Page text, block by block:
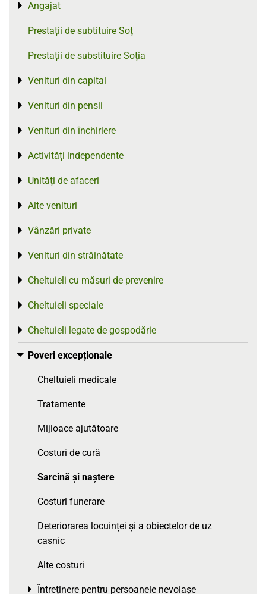
Angajat
Toggle menu
Prestații de subtituire Soț
Prestații de substituire Soția
Venituri din capital
Toggle menu
Venituri din pensii
Toggle menu
Venituri din închiriere
Toggle menu
Activități independente
Toggle menu
Unități de afaceri
Toggle menu
Alte venituri
Toggle menu
Vânzări private
Toggle menu
Venituri din străinătate
Toggle menu
Cheltuieli cu măsuri de prevenire
Toggle menu
Cheltuieli speciale
Toggle menu
Cheltuieli legate de gospodărie
Toggle menu
Poveri excepționale
Toggle menu
Cheltuieli medicale
Tratamente
Mijloace ajutătoare
Costuri de cură
Sarcină și naștere
Costuri funerare
Deteriorarea locuinței și a obiectelor de uz
casnic
Alte costuri
Întreținere pentru persoanele nevoiașe
Toggle menu